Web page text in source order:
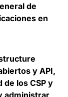
de
en
y API,
de los CSP y
administrar